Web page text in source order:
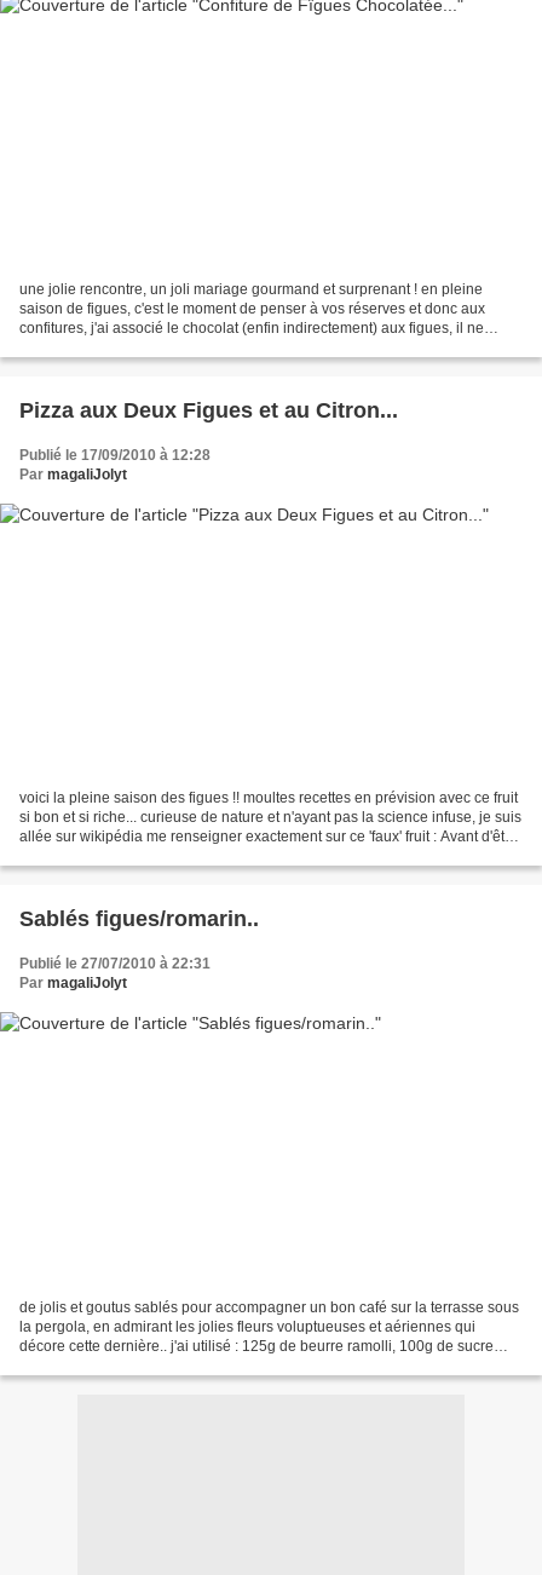
une jolie rencontre, un joli mariage gourmand et surprenant ! en pleine
saison de figues, c'est le moment de penser à vos réserves et donc aux
confitures, j'ai associé le chocolat (enfin indirectement) aux figues, il ne
Pizza aux Deux Figues et au Citron...
Publié le 17/09/2010 à 12:28
Par magaliJolyt
voici la pleine saison des figues !! moultes recettes en prévision avec ce fruit
si bon et si riche... curieuse de nature et n'ayant pas la science infuse, je suis
allée sur wikipédia me renseigner exactement sur ce 'faux' fruit : Avant d'être
Sablés figues/romarin..
Publié le 27/07/2010 à 22:31
Par magaliJolyt
de jolis et goutus sablés pour accompagner un bon café sur la terrasse sous
la pergola, en admirant les jolies fleurs voluptueuses et aériennes qui
décore cette dernière.. j'ai utilisé : 125g de beurre ramolli, 100g de sucre